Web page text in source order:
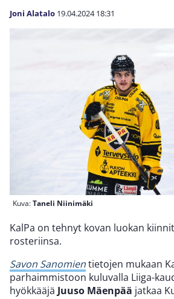
Joni Alatalo 19.04.2024 18:31
Kuva:Taneli Niinimäki
KalPa on tehnyt kovan luokan
rosteriinsa.
Savon Sanomientietojen mukaan
parhaimmistoon kuluvalla Liiga-
hyökkääjä Juuso Mäenpää jatkaa